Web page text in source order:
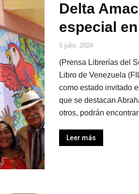
Delta
especial en
5 julio, 2024
(Prensa Librerías del
Libro de Venezuela
como estado invitado
que se destacan
otros, podrán
Leer más